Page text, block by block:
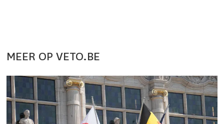
MEER OP VETO.BE